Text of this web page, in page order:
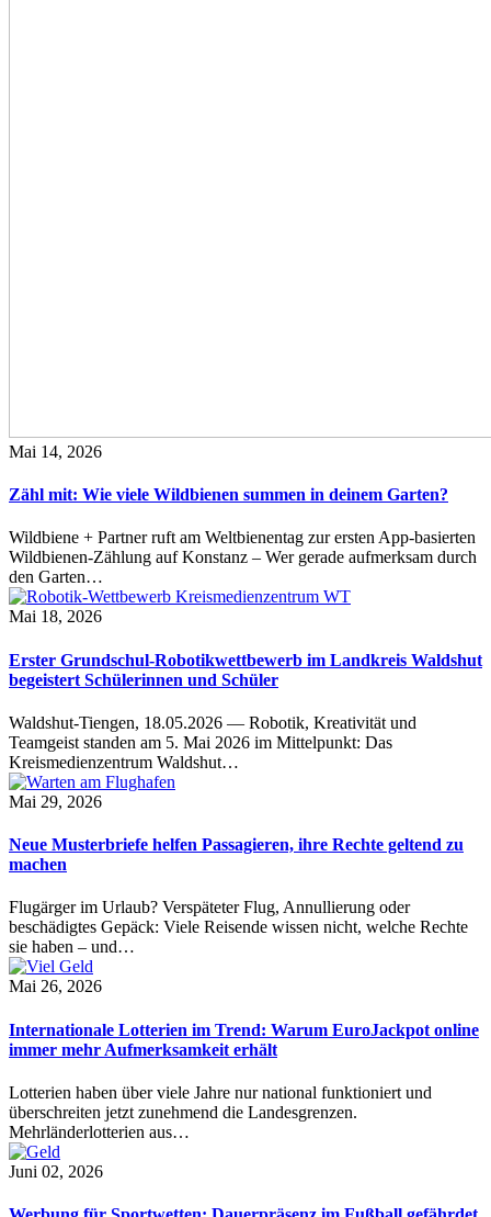
Mai 14, 2026
Zähl mit: Wie viele Wildbienen summen in deinem Garten?
Wildbiene + Partner ruft am Weltbienentag zur ersten App-basierten
Wildbienen-Zählung auf Konstanz – Wer gerade aufmerksam durch
den Garten…
Mai 18, 2026
Erster Grundschul-Robotikwettbewerb im Landkreis Waldshut
begeistert Schülerinnen und Schüler
Waldshut-Tiengen, 18.05.2026 — Robotik, Kreativität und
Teamgeist standen am 5. Mai 2026 im Mittelpunkt: Das
Kreismedienzentrum Waldshut…
Mai 29, 2026
Neue Musterbriefe helfen Passagieren, ihre Rechte geltend zu
machen
Flugärger im Urlaub? Verspäteter Flug, Annullierung oder
beschädigtes Gepäck: Viele Reisende wissen nicht, welche Rechte
sie haben – und…
Mai 26, 2026
Internationale Lotterien im Trend: Warum EuroJackpot online
immer mehr Aufmerksamkeit erhält
Lotterien haben über viele Jahre nur national funktioniert und
überschreiten jetzt zunehmend die Landesgrenzen.
Mehrländerlotterien aus…
Juni 02, 2026